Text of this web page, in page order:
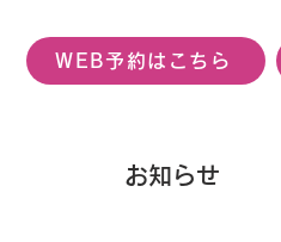
WEB予約はこちら
お知らせ